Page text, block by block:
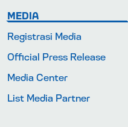
MEDIA
Registrasi Media
Official Press Release
Media Center
List Media Partner